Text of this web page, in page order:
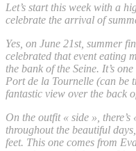
Let’s start this week with a
celebrate the arrival of
Yes, on June 21st, summer
celebrated that event eating
the bank of the Seine. It’s
Port de la Tournelle (can be
fantastic view over the back
On the outfit « side »,
throughout the beautiful
feet. This one comes from